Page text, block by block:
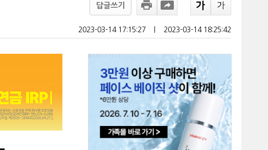
답글쓰기
2023-03-14 17:15:27 2023-03-14 18:25:42